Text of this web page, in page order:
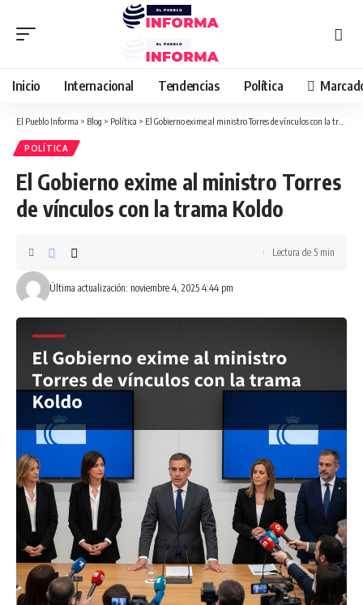
Inicio Internacional Tendencias Política
El Pueblo Informa > Blog > Política > El Gobierno exime al ministro Torres de vínculos con la trama Koldo
POLÍTICA
El Gobierno exime al ministro Torres
de vínculos con la trama Koldo
Última actualización: noviembre 4, 2025 4:44 pm
Lectura de 5 min